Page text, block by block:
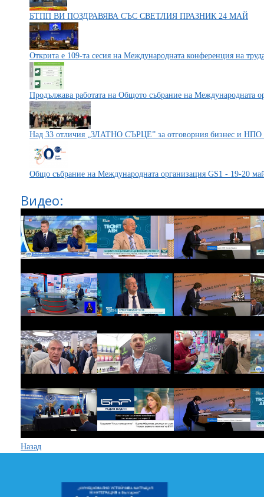
БТПП ВИ ПОЗДРАВЯВА СЪС СВЕТЛИЯ ПРАЗНИК 24 МАЙ
Открита е 109-та сесия на Международната конференция на
Продължава работата на Общото събрание на Международната
Над 33 отличия „ЗЛАТНО СЪРЦЕ” за отговорния бизнес и НПО
Общо събрание на Международната организация GS1 - 19-20
Видео:
Назад